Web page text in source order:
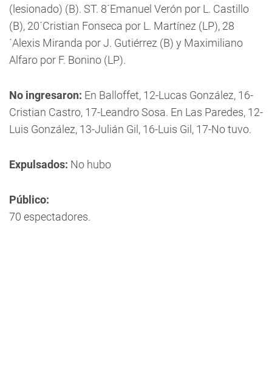
(lesionado) (B). ST. 8´Emanuel Verón por L. Castillo
(B), 20´Cristian Fonseca por L. Martínez (LP), 28
´Alexis Miranda por J. Gutiérrez (B) y Maximiliano
Alfaro por F. Bonino (LP).
No ingresaron: En Balloffet, 12-Lucas González, 16-
Cristian Castro, 17-Leandro Sosa. En Las Paredes, 12-
Luis González, 13-Julián Gil, 16-Luis Gil, 17-No tuvo.
Expulsados: No hubo
Público:
70 espectadores.